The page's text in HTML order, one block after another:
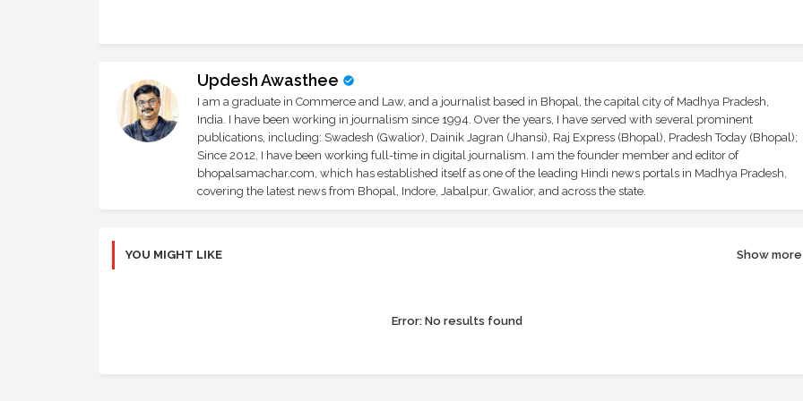
Updesh Awasthee
I am a graduate in Commerce and Law, and a journalist based in Bhopal, the capital city of Madhya Pradesh,
India. I have been working in journalism since 1994. Over the years, I have served with several prominent
publications, including: Swadesh (Gwalior), Dainik Jagran (Jhansi), Raj Express (Bhopal), Pradesh Today (Bhopal);
Since 2012, I have been working full-time in digital journalism. I am the founder member and editor of
bhopalsamachar.com, which has established itself as one of the leading Hindi news portals in Madhya Pradesh,
covering the latest news from Bhopal, Indore, Jabalpur, Gwalior, and across the state.
YOU MIGHT LIKE Show more
Error:No results found